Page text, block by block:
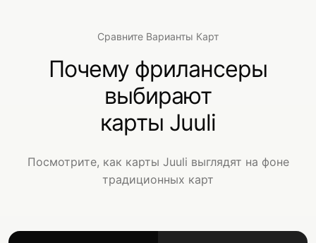
Сравните Варианты Карт
Почему фрилансеры
выбирают
карты Juuli
Посмотрите, как карты Juuli выглядят на фоне
традиционных карт